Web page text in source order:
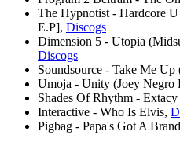
The Hypnotist - Hardcore
E.P], Discogs
Dimension 5 - Utopia
Discogs
Soundsource - Take Me Up
Umoja - Unity (Joey Negro
Shades Of Rhythm -
Interactive - Who Is Elvis,
Pigbag - Papa's Got A